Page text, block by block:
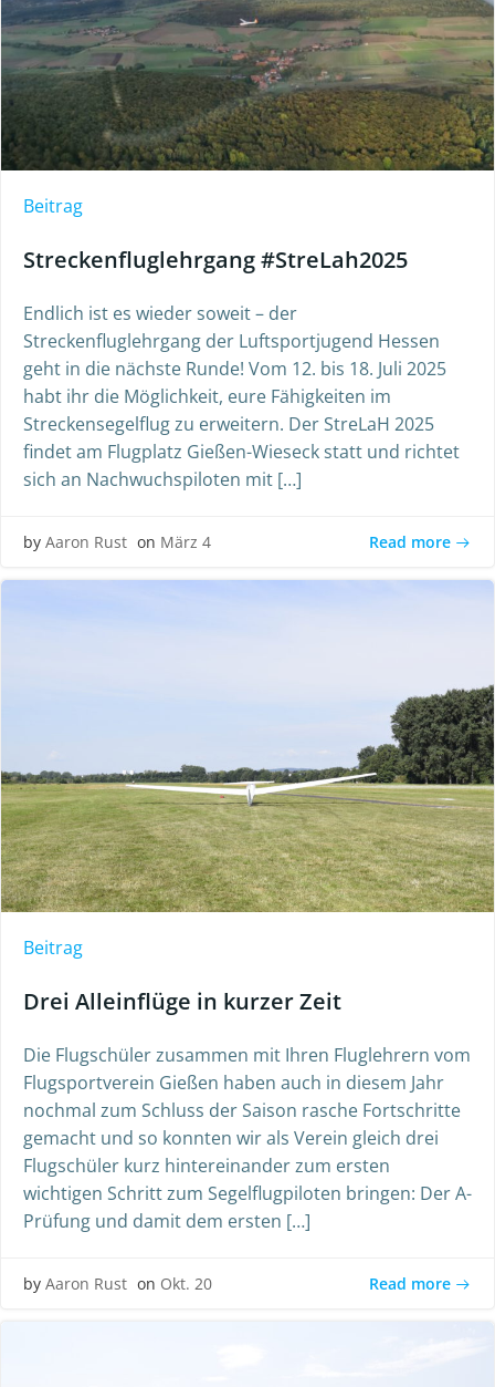
Beitrag
Streckenfluglehrgang #StreLah2025
Endlich ist es wieder soweit – der
Streckenfluglehrgang der Luftsportjugend Hessen
geht in die nächste Runde! Vom 12. bis 18. Juli 2025
habt ihr die Möglichkeit, eure Fähigkeiten im
Streckensegelflug zu erweitern. Der StreLaH 2025
findet am Flugplatz Gießen-Wieseck statt und richtet
sich an Nachwuchspiloten mit […]
by Aaron Rust on März 4 Read more
Beitrag
Drei Alleinflüge in kurzer Zeit
Die Flugschüler zusammen mit Ihren Fluglehrern vom
Flugsportverein Gießen haben auch in diesem Jahr
nochmal zum Schluss der Saison rasche Fortschritte
gemacht und so konnten wir als Verein gleich drei
Flugschüler kurz hintereinander zum ersten
wichtigen Schritt zum Segelflugpiloten bringen: Der A-
Prüfung und damit dem ersten […]
by Aaron Rust on Okt. 20 Read more